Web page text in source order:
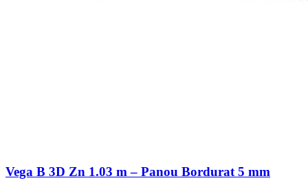
Vega B 3D Zn 1.03 m – Panou Bordurat 5 mm